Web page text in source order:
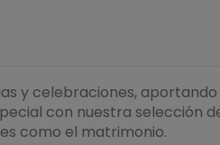
y celebraciones,
con nuestra selección
como el matrimonio.